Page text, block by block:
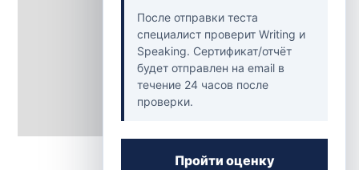
После отправки теста
специалист проверит Writing и
Speaking. Сертификат/отчёт
будет отправлен на email в
течение 24 часов после
проверки.
Пройти оценку
Back to Clinics